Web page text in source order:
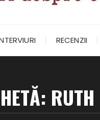
RECENZII
RUTH